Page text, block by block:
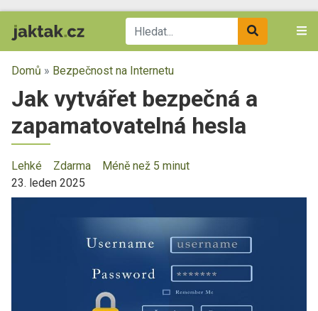
Domů » Bezpečnost na Internetu
Jak vytvářet bezpečná a
zapamatovatelná hesla
Lehké Zdarma
Méně než 5 minut
23. leden 2025